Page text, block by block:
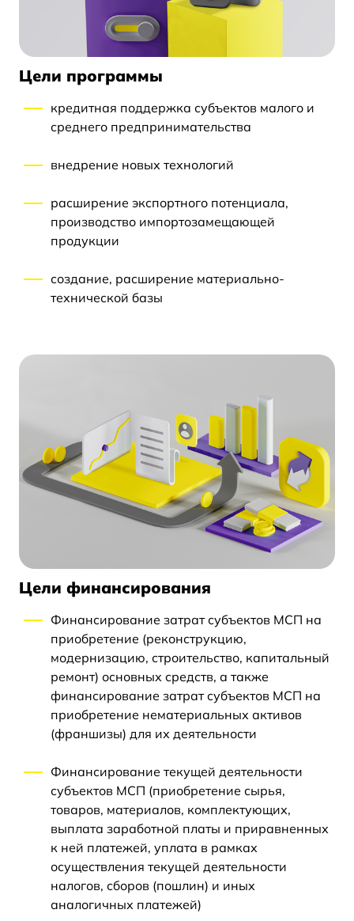
Цели программы
кредитная поддержка субъектов малого и
среднего предпринимательства
внедрение новых технологий
расширение экспортного потенциала,
производство импортозамещающей
продукции
создание, расширение материально-
технической базы
Цели финансирования
Финансирование затрат субъектов МСП на
приобретение (реконструкцию,
модернизацию, строительство, капитальный
ремонт) основных средств, а также
финансирование затрат субъектов МСП на
приобретение нематериальных активов
(франшизы) для их деятельности
Финансирование текущей деятельности
субъектов МСП (приобретение сырья,
товаров, материалов, комплектующих,
выплата заработной платы и приравненных
к ней платежей, уплата в рамках
осуществления текущей деятельности
налогов, сборов (пошлин) и иных
аналогичных платежей)